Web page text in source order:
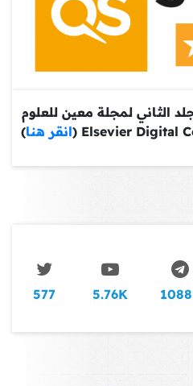
الثاني لمجلة معين للعلوم
انقر هنا)
5.76K
577